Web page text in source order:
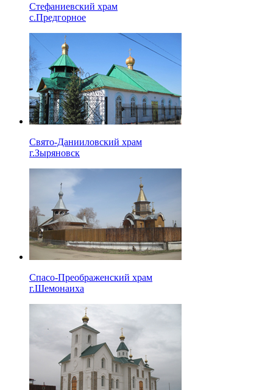
Стефаниевский храм
с.Предгорное
Свято-Данииловский храм
г.Зыряновск
Спасо-Преображенский храм
г.Шемонаиха